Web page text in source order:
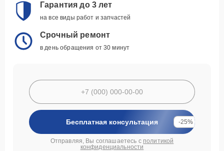
Гарантия до 3 лет
на все виды работ и запчастей
Срочный ремонт
в день обращения от 30 минут
Бесплатная консультация -25%
Отправляя, Вы соглашаетесь с политикой
конфиденциальности